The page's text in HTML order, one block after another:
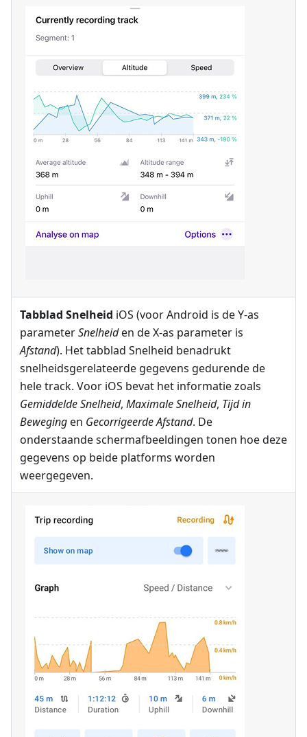
Tabblad Snelheid iOS (voor Android is de Y-as
parameterSnelheiden de X-as parameter is
Afstand). Het tabblad Snelheid benadrukt
snelheidsgerelateerde gegevens gedurende de
hele track. Voor iOS bevat het informatie zoals
Gemiddelde Snelheid, Maximale Snelheid, Tijd in
Bewegingen Gecorrigeerde Afstand. De
onderstaande schermafbeeldingen tonen hoe deze
gegevens op beide platforms worden
weergegeven.